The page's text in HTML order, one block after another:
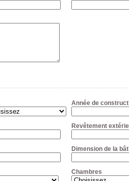
Année de
Revêtement
Dimension de la
Chambres